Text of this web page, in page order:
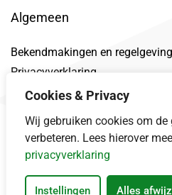
Cookies & Privacy
Wij gebruiken cookies om de
verbeteren. Lees hierover
privacyverklaring
Instellingen Alles
Algemeen
Bekendmakingen en regelgeving
Privacyverklaring
Toegankelijkheidsverklaring
Datalek